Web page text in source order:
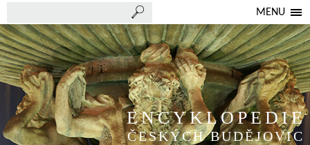
MENU
ENCYKLOPEDIE
ČESKÝCH BUDĚJOVIC